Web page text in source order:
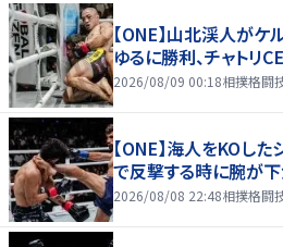
【ONE】山北渓人がケ
ゆるに勝利、チャトリ
2026/08/09 00:18相撲格闘
【ONE】海人をKOした
で反撃する時に腕が下
2026/08/08 22:48相撲格闘